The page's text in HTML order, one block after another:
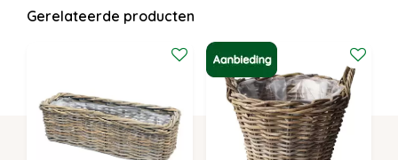
Gerelateerde producten